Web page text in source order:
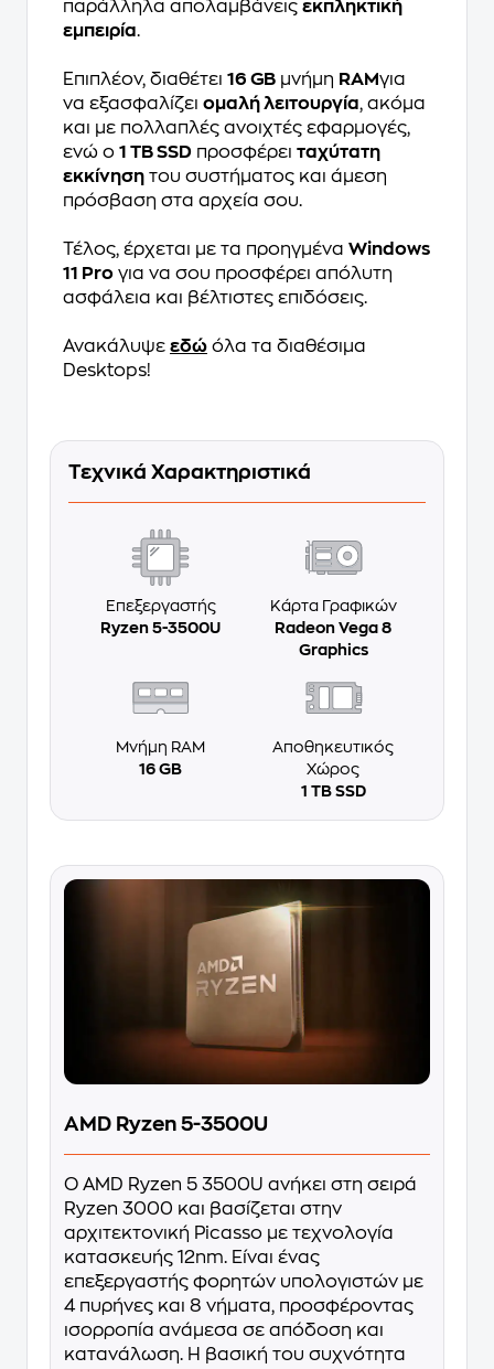
παράλληλα απολαμβάνεις εκπληκτική
εμπειρία.
Επιπλέον, διαθέτει 16 GB μνήμη RAMγια
να εξασφαλίζει ομαλή λειτουργία, ακόμα
και με πολλαπλές ανοιχτές εφαρμογές,
ενώ ο 1 TB SSD προσφέρει ταχύτατη
εκκίνηση του συστήματος και άμεση
πρόσβαση στα αρχεία σου.
Τέλος, έρχεται με τα προηγμένα Windows
11 Pro για να σου προσφέρει απόλυτη
ασφάλεια και βέλτιστες επιδόσεις.
Ανακάλυψε εδώ όλα τα διαθέσιμα
Desktops!
Τεχνικά Χαρακτηριστικά
Επεξεργαστής
Ryzen 5-3500U
Κάρτα Γραφικών
Radeon Vega 8
Graphics
Μνήμη RAM
16 GB
Αποθηκευτικός
Χώρος
1 TB SSD
AMD Ryzen 5-3500U
Ο AMD Ryzen 5 3500U ανήκει στη σειρά
Ryzen 3000 και βασίζεται στην
αρχιτεκτονική Picasso με τεχνολογία
κατασκευής 12nm. Είναι ένας
επεξεργαστής φορητών υπολογιστών με
4 πυρήνες και 8 νήματα, προσφέροντας
ισορροπία ανάμεσα σε απόδοση και
κατανάλωση. Η βασική του συχνότητα